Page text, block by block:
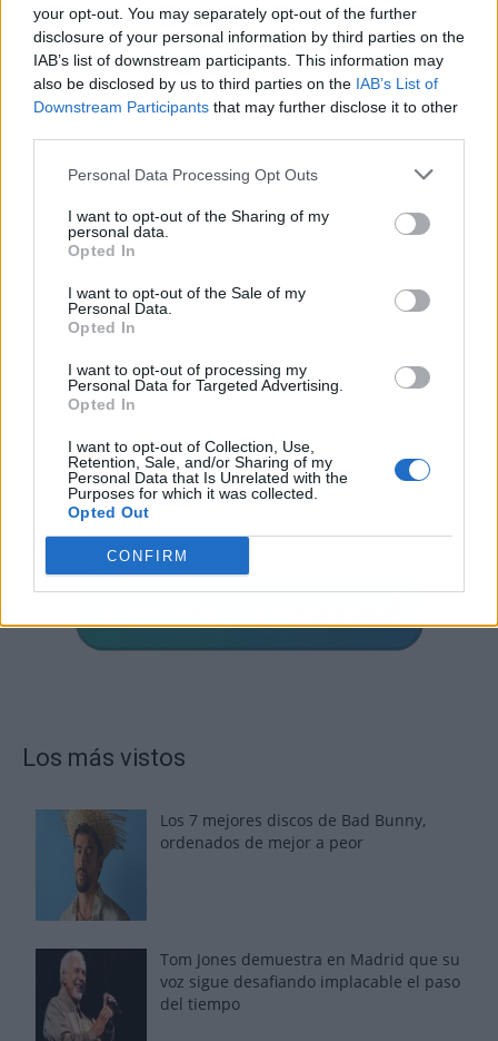
your opt-out. You may separately opt-out of the further
disclosure of your personal information by third parties on the
IAB’s list of downstream participants. This information may
also be disclosed by us to third parties on the IAB’s List of
Downstream Participants that may further disclose it to other
Personal Data Processing Opt Outs
I want to opt-out of the Sharing of my
personal data.
Opted In
I want to opt-out of the Sale of my
Personal Data.
Opted In
I want to opt-out of processing my
Personal Data for Targeted Advertising.
Opted In
I want to opt-out of Collection, Use,
Retention, Sale, and/or Sharing of my
Personal Data that Is Unrelated with the
Purposes for which it was collected.
Opted Out
CONFIRM
Publicidad
Los más vistos
Los 7 mejores discos de Bad Bunny,
ordenados de mejor a peor
Tom Jones demuestra en Madrid que su
voz sigue desafiando implacable el paso
del tiempo